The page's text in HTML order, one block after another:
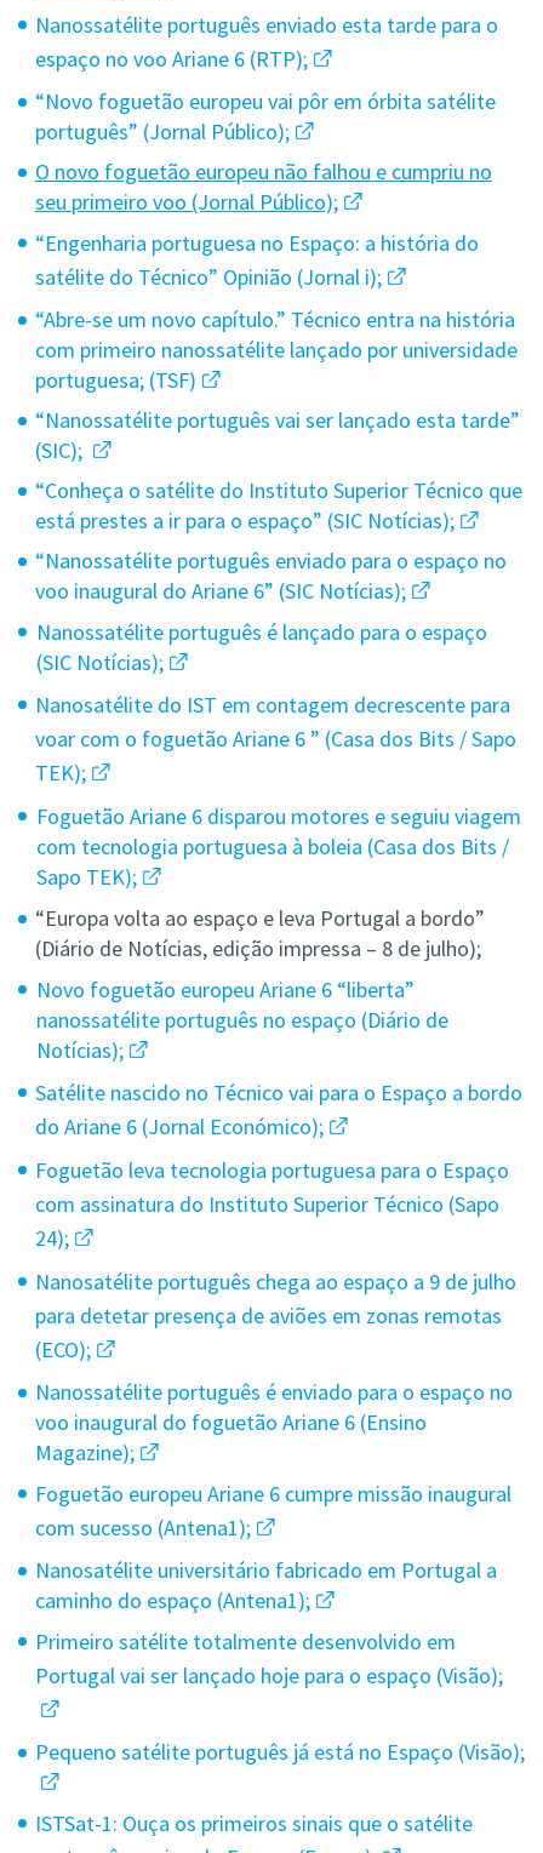
Nanossatélite português enviado esta tarde para o
espaço no voo Ariane 6 (RTP);
“Novo foguetão europeu vai pôr em órbita satélite
português” (Jornal Público);
O novo foguetão europeu não falhou e cumpriu no
seu primeiro voo (Jornal Público);
“Engenharia portuguesa no Espaço: a história do
satélite do Técnico” Opinião (Jornal i);
“Abre-se um novo capítulo.” Técnico entra na história
com primeiro nanossatélite lançado por universidade
portuguesa; (TSF)
“Nanossatélite português vai ser lançado esta tarde”
(SIC);
“Conheça o satélite do Instituto Superior Técnico que
está prestes a ir para o espaço” (SIC Notícias);
“Nanossatélite português enviado para o espaço no
voo inaugural do Ariane 6” (SIC Notícias);
Nanossatélite português é lançado para o espaço
(SIC Notícias);
Nanosatélite do IST em contagem decrescente para
voar com o foguetão Ariane 6 ” (Casa dos Bits / Sapo
TEK);
Foguetão Ariane 6 disparou motores e seguiu viagem
com tecnologia portuguesa à boleia (Casa dos Bits /
Sapo TEK);
“Europa volta ao espaço e leva Portugal a bordo”
(Diário de Notícias, edição impressa – 8 de julho);
Novo foguetão europeu Ariane 6 “liberta”
nanossatélite português no espaço (Diário de
Notícias);
Satélite nascido no Técnico vai para o Espaço a bordo
do Ariane 6 (Jornal Económico);
Foguetão leva tecnologia portuguesa para o Espaço
com assinatura do Instituto Superior Técnico (Sapo
24);
Nanosatélite português chega ao espaço a 9 de julho
para detetar presença de aviões em zonas remotas
(ECO);
Nanossatélite português é enviado para o espaço no
voo inaugural do foguetão Ariane 6 (Ensino
Magazine);
Foguetão europeu Ariane 6 cumpre missão inaugural
com sucesso (Antena1);
Nanosatélite universitário fabricado em Portugal a
caminho do espaço (Antena1);
Primeiro satélite totalmente desenvolvido em
Portugal vai ser lançado hoje para o espaço (Visão);
Pequeno satélite português já está no Espaço (Visão);
ISTSat-1: Ouça os primeiros sinais que o satélite